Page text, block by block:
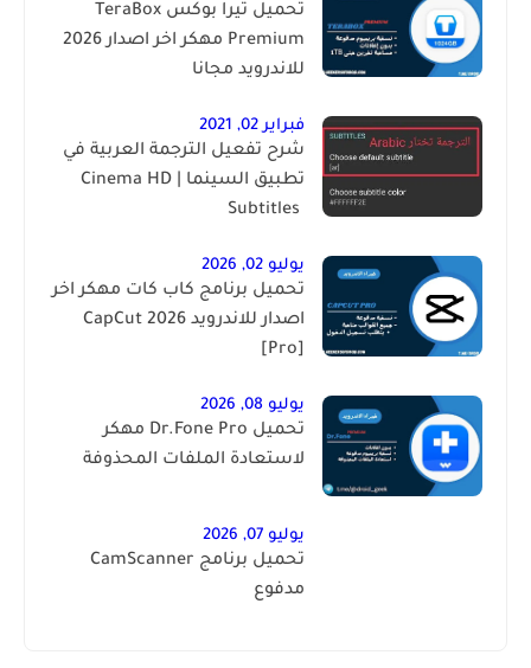
تحميل تيرا بوكس TeraBox
Premium مهكر اخر اصدار 2026
للاندرويد مجانا
فبراير 02, 2021
شرح تفعيل الترجمة العربية في
تطبيق السينما | ‏Cinema HD
Subtitles ‎
يوليو 02, 2026
تحميل برنامج كاب كات مهكر اخر
اصدار للاندرويد 2026 CapCut
[Pro]
يوليو 08, 2026
تحميل Dr.Fone Pro مهكر
لاستعادة الملفات المحذوفة
يوليو 07, 2026
تحميل برنامج CamScanner
مدفوع